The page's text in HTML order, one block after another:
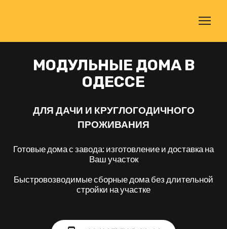
МОДУЛЬНЫЕ ДОМА В
ОДЕССЕ
ДЛЯ ДАЧИ И КРУГЛОГОДИЧНОГО
ПРОЖИВАНИЯ
Готовые дома с завода: изготовление и доставка на
Ваш участок
Быстровозводимые сборные дома без длительной
стройки на участке